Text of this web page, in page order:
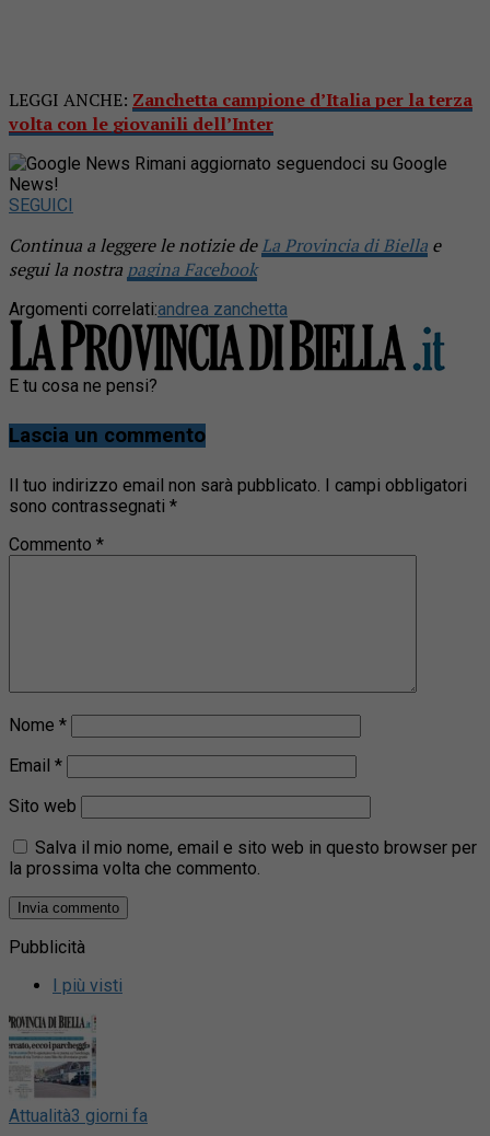
LEGGI ANCHE: Zanchetta campione d’Italia per la terza
volta con le giovanili dell’Inter
Rimani aggiornato seguendoci su Google
News!
SEGUICI
Continua a leggere le notizie deLa Provincia di Biella e
segui la nostra pagina Facebook
Argomenti correlati:andrea zanchetta
E tu cosa ne pensi?
Lascia un commento
Il tuo indirizzo email non sarà pubblicato. I campi obbligatori
sono contrassegnati *
Commento *
Nome *
Email *
Sito web
Salva il mio nome, email e sito web in questo browser per
la prossima volta che commento.
Pubblicità
I più visti
Attualità3 giorni fa